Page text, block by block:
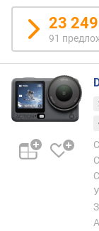
о
о
т
з
ы
в
а
м
п
о
23
91